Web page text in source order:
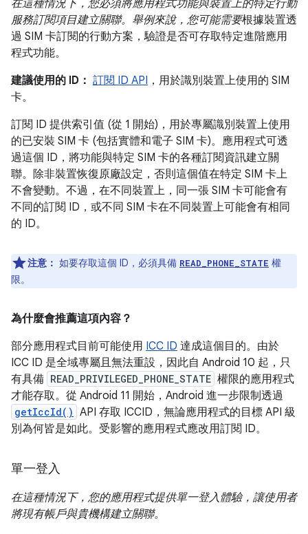
在這種情況下，您必須將應用程式功能與裝置上的特定行動
服務訂閱項目建立關聯。舉例來說，您可能需要根據裝置透
過 SIM 卡訂閱的行動方案，驗證是否可存取特定進階應用
程式功能。
建議使用的 ID： 訂閱 ID API ，用於識別裝置上使用的 SIM
卡。
訂閱 ID 提供索引值 (從 1 開始)，用於專屬識別裝置上使用
的已安裝 SIM 卡 (包括實體和電子 SIM 卡)。應用程式可透
過這個 ID，將功能與特定 SIM 卡的各種訂閱資訊建立關
聯。除非裝置恢復原廠設定，否則這個值在特定 SIM 卡上
不會變動。不過，在不同裝置上，同一張 SIM 卡可能會有
不同的訂閱 ID，或不同 SIM 卡在不同裝置上可能會有相同
的 ID。
注意： 如要存取這個 ID，必須具備 READ_PHONE_STATE 權
限。
為什麼會推薦這項內容？
部分應用程式目前可能使用 ICC ID 達成這個目的。由於
ICC ID 是全域專屬且無法重設，因此自 Android 10 起，只
有具備 READ_PRIVILEGED_PHONE_STATE 權限的應用程式
才能存取。從 Android 11 開始，Android 進一步限制透過
getIccId() API 存取 ICCID，無論應用程式的目標 API 級
別為何皆是如此。受影響的應用程式應改用訂閱 ID。
單一登入
在這種情況下，您的應用程式提供單一登入體驗，讓使用者
將現有帳戶與貴機構建立關聯。